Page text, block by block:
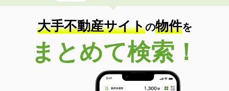
大手不動産サイトの物件を
まとめて検索！